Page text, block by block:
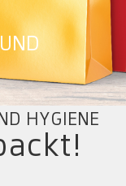
HYGIENE